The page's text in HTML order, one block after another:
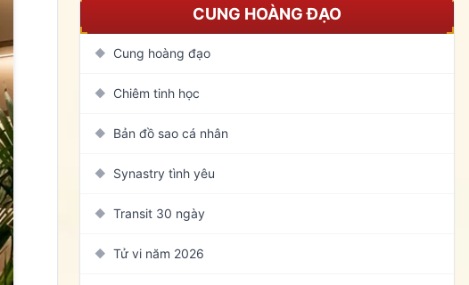
CUNG HOÀNG ĐẠO
◆ Cung hoàng đạo
◆ Chiêm tinh học
◆ Bản đồ sao cá nhân
◆ Synastry tình yêu
◆ Transit 30 ngày
◆ Tử vi năm 2026